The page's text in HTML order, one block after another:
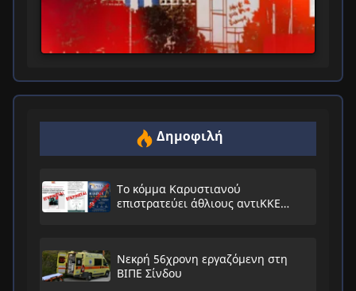
Δημοφιλή
Το κόμμα Καρυστιανού
επιστρατεύει άθλιους αντιΚΚΕ
Νεκρή 56χρονη εργαζόμενη στη
ΒΙΠΕ Σίνδου